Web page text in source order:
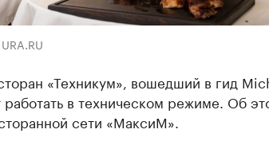
«Техникум», вошедший в гид
в техническом режиме. Об
сети «МаксиМ».